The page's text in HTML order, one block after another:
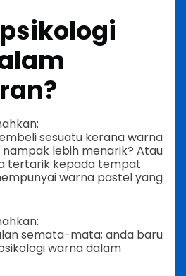
sesuatu kerana warna
lebih menarik? Atau
tertarik kepada tempat
warna pastel yang
semata-mata; anda baru
warna dalam